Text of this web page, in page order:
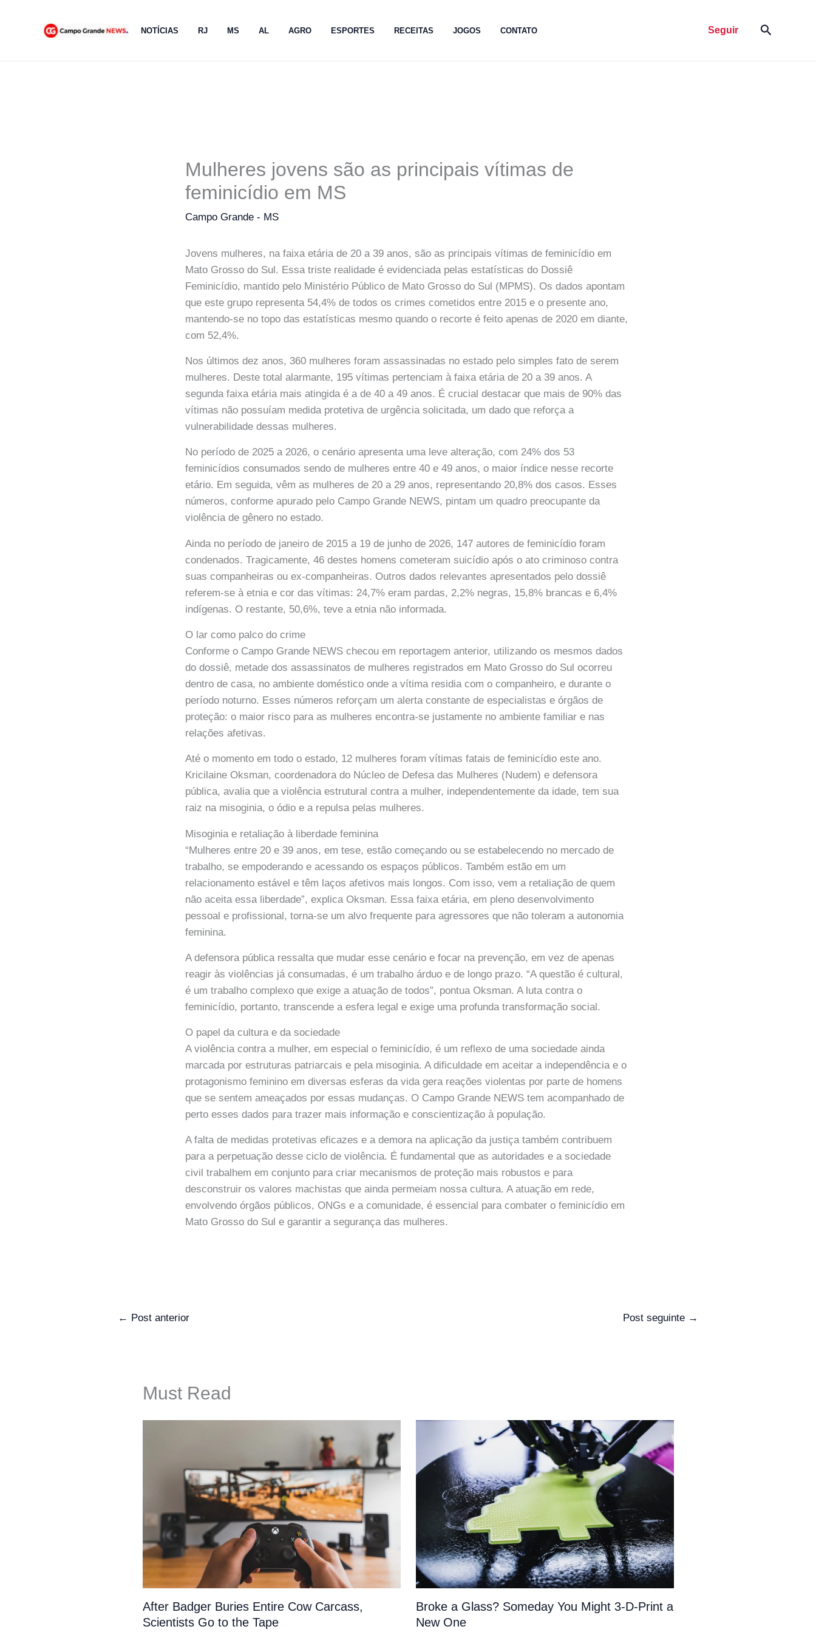
NOTÍCIAS RJ MS AL AGRO ESPORTES RECEITAS JOGOS CONTATO Seguir Pesquisar
Mulheres jovens são as principais vítimas de
feminicídio em MS
Campo Grande - MS
Jovens mulheres, na faixa etária de 20 a 39 anos, são as principais vítimas de feminicídio em
Mato Grosso do Sul. Essa triste realidade é evidenciada pelas estatísticas do Dossiê
Feminicídio, mantido pelo Ministério Público de Mato Grosso do Sul (MPMS). Os dados apontam
que este grupo representa 54,4% de todos os crimes cometidos entre 2015 e o presente ano,
mantendo-se no topo das estatísticas mesmo quando o recorte é feito apenas de 2020 em diante,
com 52,4%.
Nos últimos dez anos, 360 mulheres foram assassinadas no estado pelo simples fato de serem
mulheres. Deste total alarmante, 195 vítimas pertenciam à faixa etária de 20 a 39 anos. A
segunda faixa etária mais atingida é a de 40 a 49 anos. É crucial destacar que mais de 90% das
vítimas não possuíam medida protetiva de urgência solicitada, um dado que reforça a
vulnerabilidade dessas mulheres.
No período de 2025 a 2026, o cenário apresenta uma leve alteração, com 24% dos 53
feminicídios consumados sendo de mulheres entre 40 e 49 anos, o maior índice nesse recorte
etário. Em seguida, vêm as mulheres de 20 a 29 anos, representando 20,8% dos casos. Esses
números, conforme apurado pelo Campo Grande NEWS, pintam um quadro preocupante da
violência de gênero no estado.
Ainda no período de janeiro de 2015 a 19 de junho de 2026, 147 autores de feminicídio foram
condenados. Tragicamente, 46 destes homens cometeram suicídio após o ato criminoso contra
suas companheiras ou ex-companheiras. Outros dados relevantes apresentados pelo dossiê
referem-se à etnia e cor das vítimas: 24,7% eram pardas, 2,2% negras, 15,8% brancas e 6,4%
indígenas. O restante, 50,6%, teve a etnia não informada.
O lar como palco do crime
Conforme o Campo Grande NEWS checou em reportagem anterior, utilizando os mesmos dados
do dossiê, metade dos assassinatos de mulheres registrados em Mato Grosso do Sul ocorreu
dentro de casa, no ambiente doméstico onde a vítima residia com o companheiro, e durante o
período noturno. Esses números reforçam um alerta constante de especialistas e órgãos de
proteção: o maior risco para as mulheres encontra-se justamente no ambiente familiar e nas
relações afetivas.
Até o momento em todo o estado, 12 mulheres foram vítimas fatais de feminicídio este ano.
Kricilaine Oksman, coordenadora do Núcleo de Defesa das Mulheres (Nudem) e defensora
pública, avalia que a violência estrutural contra a mulher, independentemente da idade, tem sua
raiz na misoginia, o ódio e a repulsa pelas mulheres.
Misoginia e retaliação à liberdade feminina
“Mulheres entre 20 e 39 anos, em tese, estão começando ou se estabelecendo no mercado de
trabalho, se empoderando e acessando os espaços públicos. Também estão em um
relacionamento estável e têm laços afetivos mais longos. Com isso, vem a retaliação de quem
não aceita essa liberdade”, explica Oksman. Essa faixa etária, em pleno desenvolvimento
pessoal e profissional, torna-se um alvo frequente para agressores que não toleram a autonomia
feminina.
A defensora pública ressalta que mudar esse cenário e focar na prevenção, em vez de apenas
reagir às violências já consumadas, é um trabalho árduo e de longo prazo. “A questão é cultural,
é um trabalho complexo que exige a atuação de todos”, pontua Oksman. A luta contra o
feminicídio, portanto, transcende a esfera legal e exige uma profunda transformação social.
O papel da cultura e da sociedade
A violência contra a mulher, em especial o feminicídio, é um reflexo de uma sociedade ainda
marcada por estruturas patriarcais e pela misoginia. A dificuldade em aceitar a independência e o
protagonismo feminino em diversas esferas da vida gera reações violentas por parte de homens
que se sentem ameaçados por essas mudanças. O Campo Grande NEWS tem acompanhado de
perto esses dados para trazer mais informação e conscientização à população.
A falta de medidas protetivas eficazes e a demora na aplicação da justiça também contribuem
para a perpetuação desse ciclo de violência. É fundamental que as autoridades e a sociedade
civil trabalhem em conjunto para criar mecanismos de proteção mais robustos e para
desconstruir os valores machistas que ainda permeiam nossa cultura. A atuação em rede,
envolvendo órgãos públicos, ONGs e a comunidade, é essencial para combater o feminicídio em
Mato Grosso do Sul e garantir a segurança das mulheres.
← Post anterior Post seguinte →
Must Read
After Badger Buries Entire Cow Carcass,
Scientists Go to the Tape
Broke a Glass? Someday You Might 3-D-Print a
New One